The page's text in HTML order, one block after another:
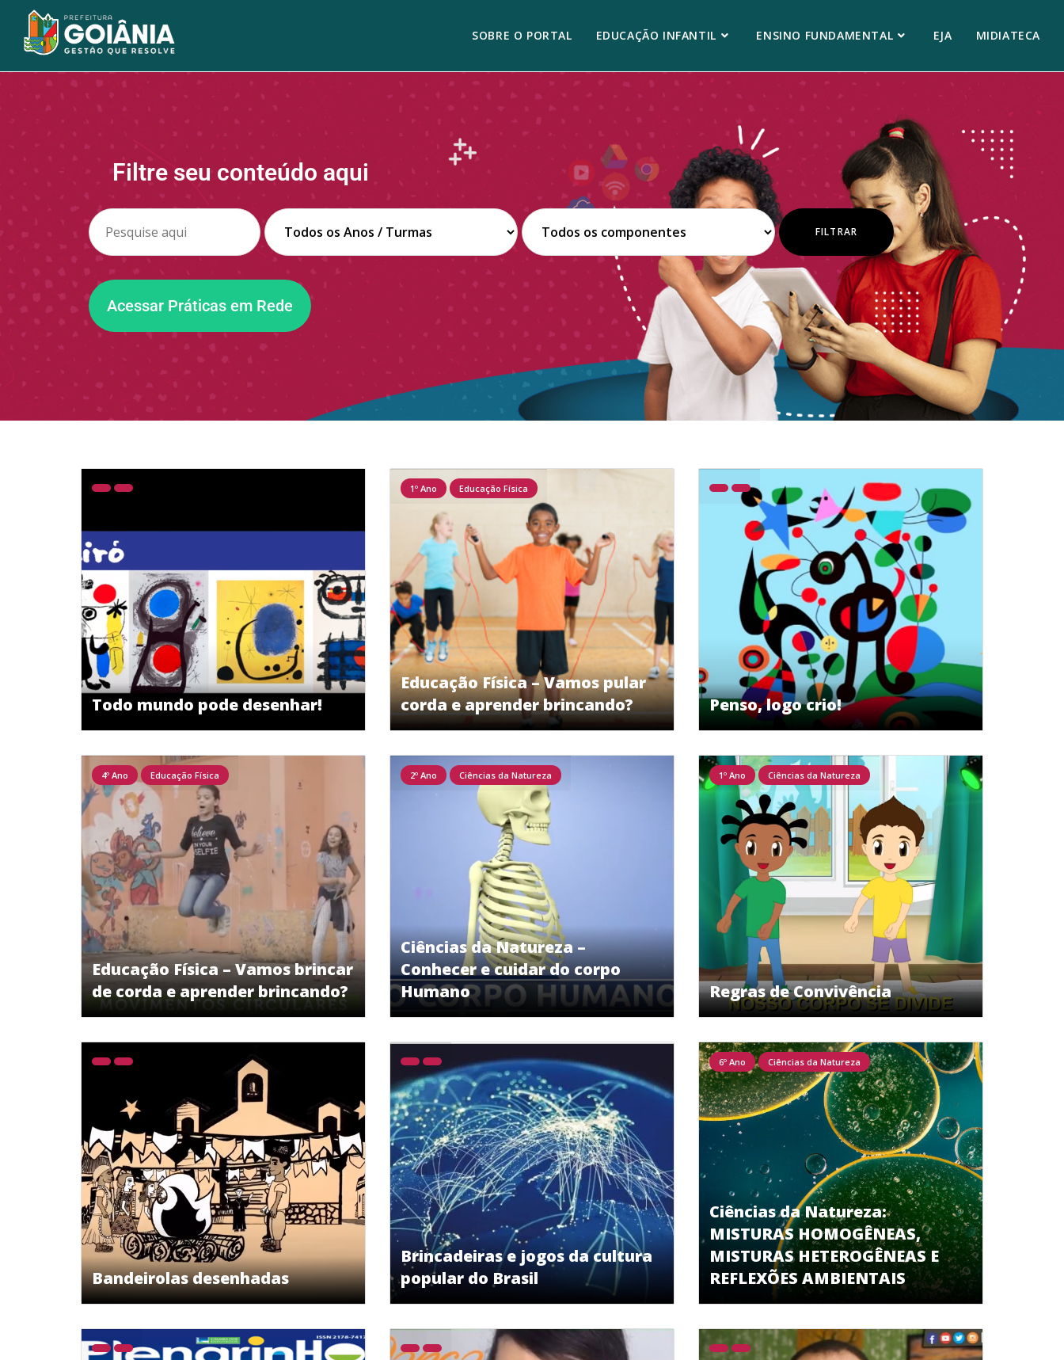
SOBRE O PORTAL EDUCAÇÃO INFANTIL ENSINO FUNDAMENTAL EJA MIDIATECA
Filtre seu conteúdo aqui
Acessar Práticas em Rede
Todo mundo pode desenhar!
Educação Física – Vamos pular
corda e aprender brincando?
1º Ano Educação Física
Penso, logo crio!
Educação Física – Vamos brincar
de corda e aprender brincando?
4º Ano Educação Física
Ciências da Natureza –
Conhecer e cuidar do corpo
Humano
2º Ano Ciências da Natureza
Regras de Convivência
1º Ano Ciências da Natureza
Bandeirolas desenhadas
Brincadeiras e jogos da cultura
popular do Brasil
Ciências da Natureza:
MISTURAS HOMOGÊNEAS,
MISTURAS HETEROGÊNEAS E
REFLEXÕES AMBIENTAIS
6º Ano Ciências da Natureza